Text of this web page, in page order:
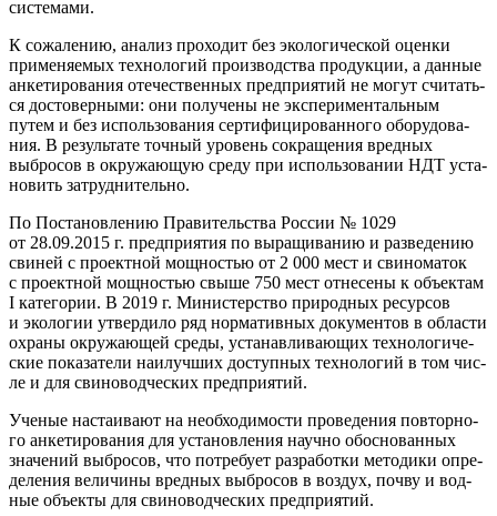
системами.
К сожа­ле­нию, ана­лиз про­хо­дит без эко­ло­ги­че­ской оцен­ки
при­ме­ня­е­мых тех­но­ло­гий про­из­вод­ства про­дук­ции, а дан­ные
анке­ти­ро­ва­ния оте­че­ствен­ных пред­при­я­тий не могут счи­тать­
ся досто­вер­ны­ми: они полу­че­ны не экс­пе­ри­мен­таль­ным
путем и без исполь­зо­ва­ния сер­ти­фи­ци­ро­ван­но­го обо­ру­до­ва­
ния. В резуль­та­те точ­ный уро­вень сокра­ще­ния вред­ных
выбро­сов в окру­жа­ю­щую сре­ду при исполь­зо­ва­нии НДТ уста­
но­вить затруднительно.
По Поста­нов­ле­нию Пра­ви­тель­ства Рос­сии № 1029
от 28.09.2015 г. пред­при­я­тия по выра­щи­ва­нию и раз­ве­де­нию
сви­ней с про­ект­ной мощ­но­стью от 2 000 мест и сви­но­ма­ток
с про­ект­ной мощ­но­стью свы­ше 750 мест отне­се­ны к объ­ек­там
I кате­го­рии. В 2019 г. Мини­стер­ство при­род­ных ресур­сов
и эко­ло­гии утвер­ди­ло ряд нор­ма­тив­ных доку­мен­тов в обла­сти
охра­ны окру­жа­ю­щей сре­ды, уста­нав­ли­ва­ю­щих тех­но­ло­ги­че­
ские пока­за­те­ли наи­луч­ших доступ­ных тех­но­ло­гий в том чис­
ле и для сви­но­вод­че­ских предприятий.
Уче­ные наста­и­ва­ют на необ­хо­ди­мо­сти про­ве­де­ния повтор­но­
го анке­ти­ро­ва­ния для уста­нов­ле­ния науч­но обос­но­ван­ных
зна­че­ний выбро­сов, что потре­бу­ет раз­ра­бот­ки мето­ди­ки опре­
де­ле­ния вели­чи­ны вред­ных выбро­сов в воз­дух, поч­ву и вод­
ные объ­ек­ты для сви­но­вод­че­ских предприятий.